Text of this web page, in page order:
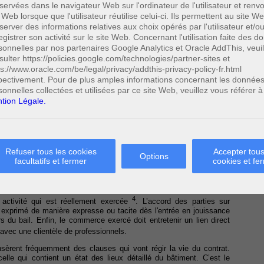
dans le navigateur Web sur l'ordinateur de l'utilisateur et
lorsque que l'utilisateur réutilise celui-ci. Ils permettent au site
des informations relatives aux choix opérés par l'utilisateur et/
son activité sur le site Web. Concernant l'utilisation faite des
par nos partenaires Google Analytics et Oracle AddThis,
https://policies.google.com/technologies/partner-sites et
www.oracle.com/be/legal/privacy/addthis-privacy-policy-fr.html
Pour de plus amples informations concernant les données
collectées et utilisées par ce site Web, veuillez vous référer
Légale.
Refuser tous les cookies
facultatifs et fermer
Options
Accepter
cookies et
principale
cadre du bail commercial
aux conditions de validité que sont le consentement et la
du contrat1.
le bail commercial ne doit pas nécessairement être constaté
vivement conseillée pour des raisons probatoires. De plus, un
ou qui contient une quittance d'au moins trois ans de loyer doit
des hypothèques
2
. La passation de l’acte en forme authentique
1951
. Pour ce faire, il faut être en présence d’un bail portant sur
à l’exercice d’un commerce de détail ou de l’artisanat en contact
réelle et le fait des parties. Cela signifie que le bien loué doit
activité qui est réellement exercée 4
. L’accord des parties sur
de manière expresse ou tacite dès l'entrée en jouissance
du bail. Enfin, le commerce exercé doit entretenir un lien direct
une clientèle de professionnels.
fréquemment des clauses qui vont régir la vie du contrat.
qui contient un état des lieux détaillé du bâtiment. C’est le